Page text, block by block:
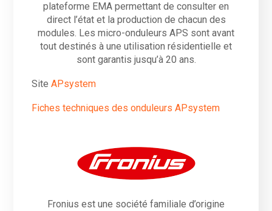
plateforme EMA permettant de consulter en
direct l’état et la production de chacun des
modules. Les micro-onduleurs APS sont avant
tout destinés à une utilisation résidentielle et
sont garantis jusqu’à 20 ans.
SiteAPsystem
Fiches techniques des onduleurs APsystem
Fronius est une société familiale d’origine